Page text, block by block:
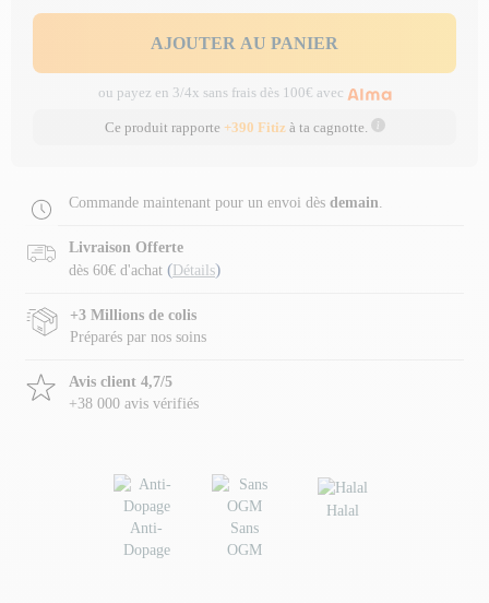
AJOUTER AU PANIER
ou payez en 3/4x sans frais dès 100€ avec
Ce produit rapporte +390 Fitizà ta cagnotte.
Commande maintenant pour un envoi dès demain.
Livraison Offerte
dès 60€ d'achat ( Détails)
+3 Millions de colis
Préparés par nos soins
Avis client 4,7/5
+38 000 avis vérifiés
Anti-
Dopage
Sans
OGM
Halal